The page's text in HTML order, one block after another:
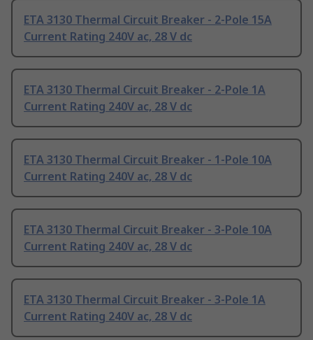
ETA 3130 Thermal Circuit Breaker - 2-Pole 15A
Current Rating 240V ac, 28 V dc
ETA 3130 Thermal Circuit Breaker - 2-Pole 1A
Current Rating 240V ac, 28 V dc
ETA 3130 Thermal Circuit Breaker - 1-Pole 10A
Current Rating 240V ac, 28 V dc
ETA 3130 Thermal Circuit Breaker - 3-Pole 10A
Current Rating 240V ac, 28 V dc
ETA 3130 Thermal Circuit Breaker - 3-Pole 1A
Current Rating 240V ac, 28 V dc